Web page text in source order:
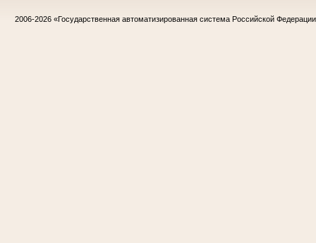
2006-2026 «Государственная автоматизированная система Российской